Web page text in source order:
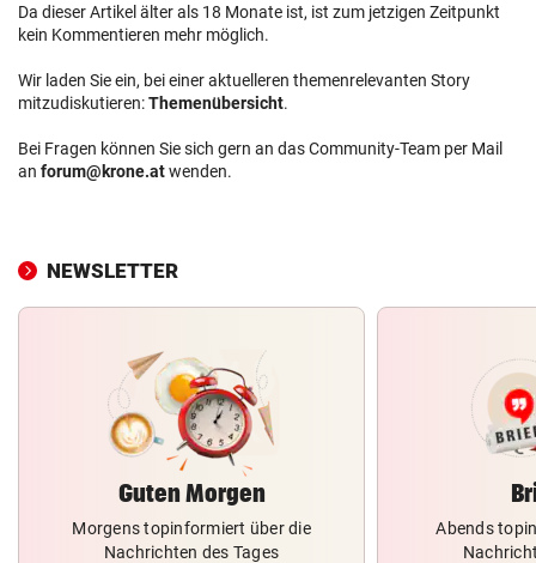
Da dieser Artikel älter als 18 Monate ist, ist zum jetzigen Zeitpunkt
kein Kommentieren mehr möglich.
Wir laden Sie ein, bei einer aktuelleren themenrelevanten Story
mitzudiskutieren:Themenübersicht.
Bei Fragen können Sie sich gern an das Community-Team per Mail
an forum@krone.atwenden.
NEWSLETTER
Guten Morgen
Morgens topinformiert über die
Nachrichten des Tages
Abends